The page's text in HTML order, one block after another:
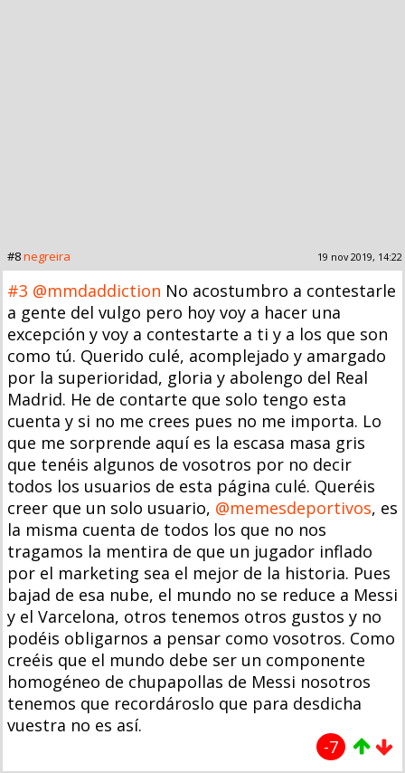
#8negreira 19 nov 2019, 14:22
#3 @mmdaddiction No acostumbro a contestarle
a gente del vulgo pero hoy voy a hacer una
excepción y voy a contestarte a ti y a los que son
como tú. Querido culé, acomplejado y amargado
por la superioridad, gloria y abolengo del Real
Madrid. He de contarte que solo tengo esta
cuenta y si no me crees pues no me importa. Lo
que me sorprende aquí es la escasa masa gris
que tenéis algunos de vosotros por no decir
todos los usuarios de esta página culé. Queréis
creer que un solo usuario, @memesdeportivos, es
la misma cuenta de todos los que no nos
tragamos la mentira de que un jugador inflado
por el marketing sea el mejor de la historia. Pues
bajad de esa nube, el mundo no se reduce a Messi
y el Varcelona, otros tenemos otros gustos y no
podéis obligarnos a pensar como vosotros. Como
creéis que el mundo debe ser un componente
homogéneo de chupapollas de Messi nosotros
tenemos que recordároslo que para desdicha
vuestra no es así.
-7